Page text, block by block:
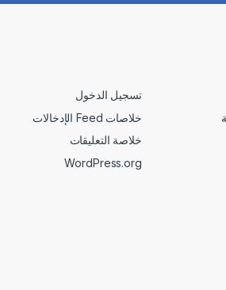
تسجيل الدخول
خلاصات Feed الإدخالات
خلاصة التعليقات
WordPress.org